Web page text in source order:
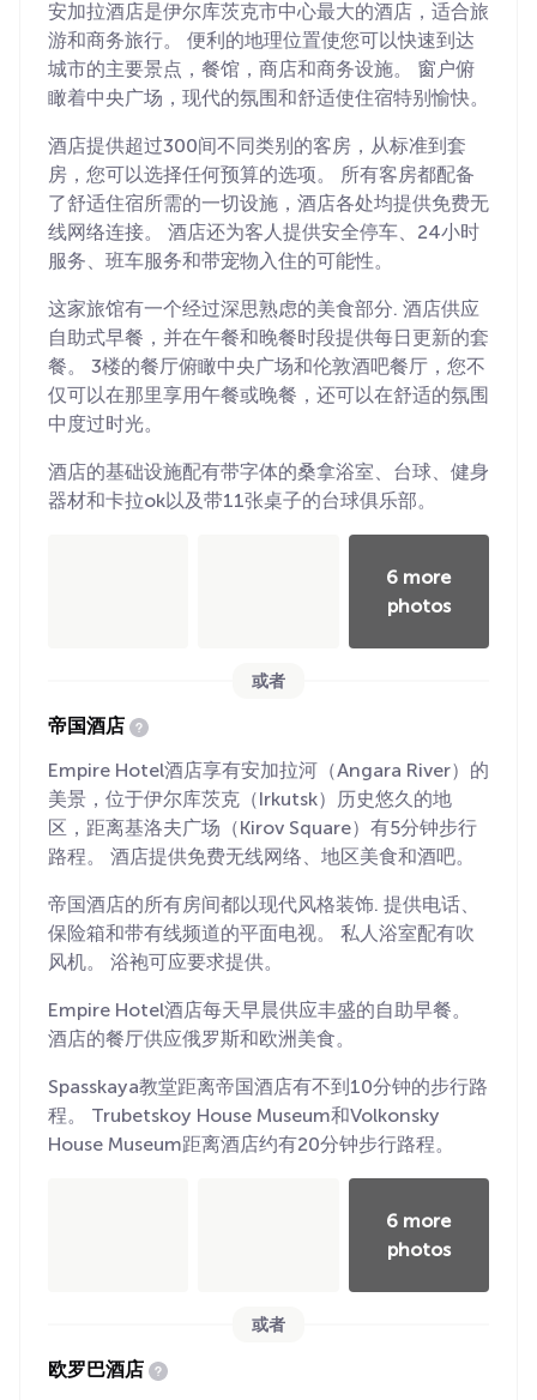
安加拉酒店是伊尔库茨克市中心最大的酒店，适合旅
游和商务旅行。 便利的地理位置使您可以快速到达
城市的主要景点，餐馆，商店和商务设施。 窗户俯
瞰着中央广场，现代的氛围和舒适使住宿特别愉快。
酒店提供超过300间不同类别的客房，从标准到套
房，您可以选择任何预算的选项。 所有客房都配备
了舒适住宿所需的一切设施，酒店各处均提供免费无
线网络连接。 酒店还为客人提供安全停车、24小时
服务、班车服务和带宠物入住的可能性。
这家旅馆有一个经过深思熟虑的美食部分. 酒店供应
自助式早餐，并在午餐和晚餐时段提供每日更新的套
餐。 3楼的餐厅俯瞰中央广场和伦敦酒吧餐厅，您不
仅可以在那里享用午餐或晚餐，还可以在舒适的氛围
中度过时光。
酒店的基础设施配有带字体的桑拿浴室、台球、健身
器材和卡拉ok以及带11张桌子的台球俱乐部。
6 more
photos
或者
帝国酒店
Empire Hotel酒店享有安加拉河（Angara River）的
美景，位于伊尔库茨克（Irkutsk）历史悠久的地
区，距离基洛夫广场（Kirov Square）有5分钟步行
路程。 酒店提供免费无线网络、地区美食和酒吧。
帝国酒店的所有房间都以现代风格装饰. 提供电话、
保险箱和带有线频道的平面电视。 私人浴室配有吹
风机。 浴袍可应要求提供。
Empire Hotel酒店每天早晨供应丰盛的自助早餐。
酒店的餐厅供应俄罗斯和欧洲美食。
Spasskaya教堂距离帝国酒店有不到10分钟的步行路
程。 Trubetskoy House Museum和Volkonsky
House Museum距离酒店约有20分钟步行路程。
6 more
photos
或者
欧罗巴酒店